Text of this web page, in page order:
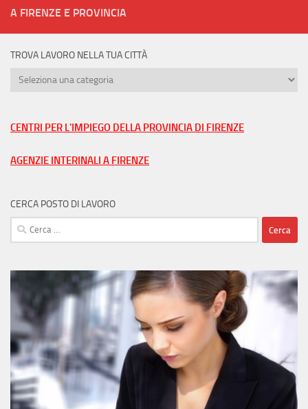
A FIRENZE E PROVINCIA
TROVA LAVORO NELLA TUA CITTÀ
Trova
tua
CENTRI PER L'IMPIEGO DELLA PROVINCIA DI FIRENZE
AGENZIE INTERINALI A FIRENZE
CERCA POSTO DI LAVORO
Ricerca
per: